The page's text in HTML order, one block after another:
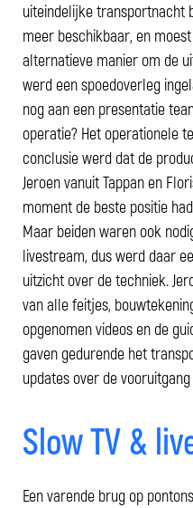
uiteindelijke transportnacht
meer beschikbaar, en
alternatieve manier om de
werd een spoedoverleg
nog aan een presentatie
operatie? Het operationele
conclusie werd dat de
Jeroen vanuit Tappan en
moment de beste positie
Maar beiden waren ook
livestream, dus werd daar
uitzicht over de techniek.
van alle feitjes,
opgenomen videos en de
gaven gedurende het
updates over de
Slow TV &
Een varende brug op